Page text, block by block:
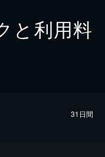
と利用料
31日間